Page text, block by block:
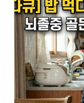
가 4만 원? 가격이
음대로 가격을 정
어떤 병원은 15만
온 게 아니었다.
서는 이 가격을 회
기존 10만 원대에